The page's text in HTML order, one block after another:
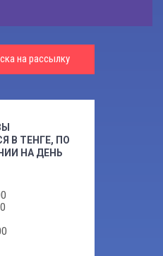
на рассылку
В ТЕНГЕ, ПО
НА ДЕНЬ